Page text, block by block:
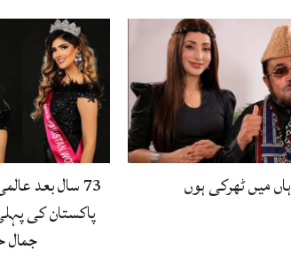
ہاں میں ٹھرکی ہوں
73 سال بعد
پاکستان کی